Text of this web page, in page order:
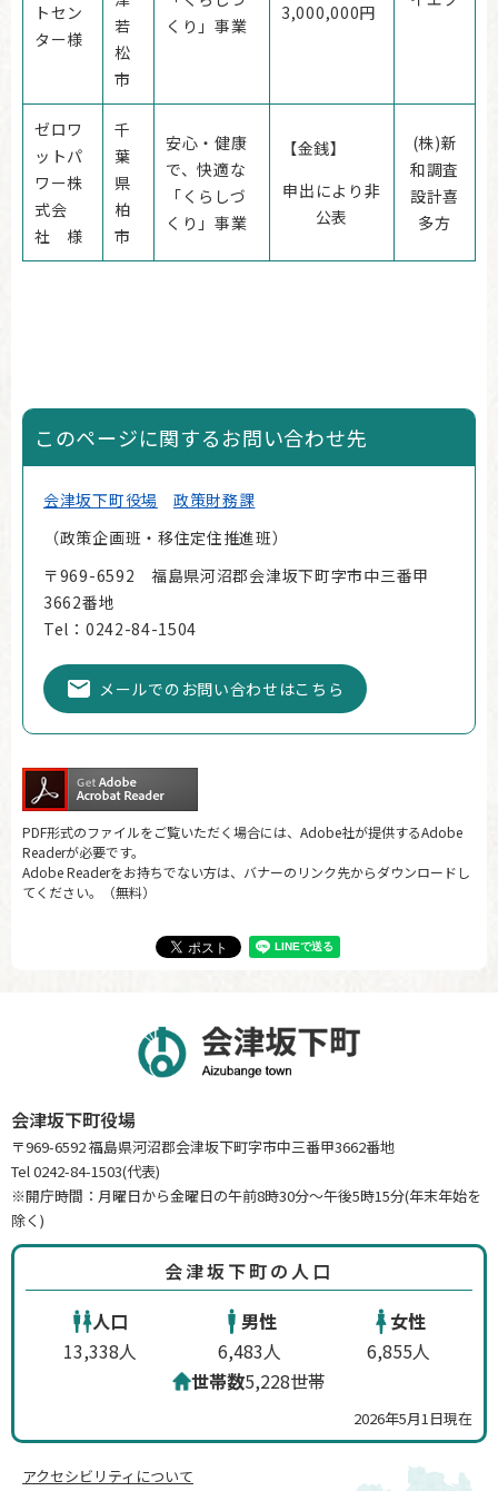
トセン
ター様
若
松
市
くり」事業
3,000,000円
ゼロワ
ットパ
ワー株
式会
社 様
千
葉
県
柏
市
安心・健康
で、快適な
「くらしづ
くり」事業
【金銭】
申出により非
公表
(株)新
和調査
設計喜
多方
このページに関するお問い合わせ先
会津坂下町役場
政策財務課
政策企画班・移住定住推進班
〒969-6592 福島県河沼郡会津坂下町字市中三番甲
3662番地
Tel：0242-84-1504
メールでのお問い合わせはこちら
PDF形式のファイルをご覧いただく場合には、Adobe社が提供するAdobe
Readerが必要です。
Adobe Readerをお持ちでない方は、バナーのリンク先からダウンロードし
てください。（無料）
アクセシビリティについて
会津坂下町役場
〒969-6592 福島県河沼郡会津坂下町字市中三番甲3662番地
Tel 0242-84-1503(代表)
※開庁時間：月曜日から金曜日の午前8時30分～午後5時15分(年末年始を
除く)
会津坂下町の人口
人口
13,338人
男性
6,483人
女性
6,855人
世帯数5,228世帯
2026年5月1日現在